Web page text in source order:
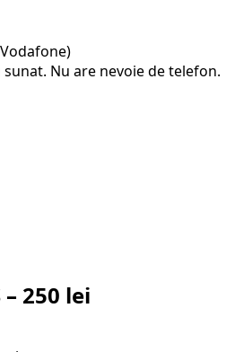
Nu are nevoie de telefon.
250 lei